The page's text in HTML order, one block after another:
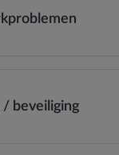
/ beveiliging